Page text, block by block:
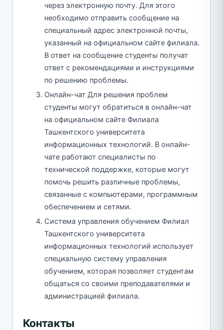
через электронную почту. Для этого
необходимо отправить сообщение на
специальный адрес электронной почты,
указанный на официальном сайте филиала.
В ответ на сообщение студенты получат
ответ с рекомендациями и инструкциями
по решению проблемы.
Онлайн-чат Для решения проблем
студенты могут обратиться в онлайн-чат
на официальном сайте Филиала
Ташкентского университета
информационных технологий. В онлайн-
чате работают специалисты по
технической поддержке, которые могут
помочь решить различные проблемы,
связанные с компьютерами, программным
обеспечением и сетями.
Система управления обучением Филиал
Ташкентского университета
информационных технологий использует
специальную систему управления
обучением, которая позволяет студентам
общаться со своими преподавателями и
администрацией филиала.
Контакты